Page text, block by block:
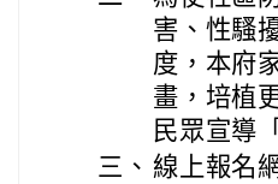
害、性騷
度，本府
畫，培植
民眾宣導
三、 線上報名